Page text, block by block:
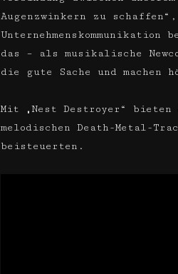
Augenzwinkern zu
das – als musikalische
die gute Sache und machen
Mit „Nest Destroyer“ bieten
melodischen Death-Metal-
beisteuerten.